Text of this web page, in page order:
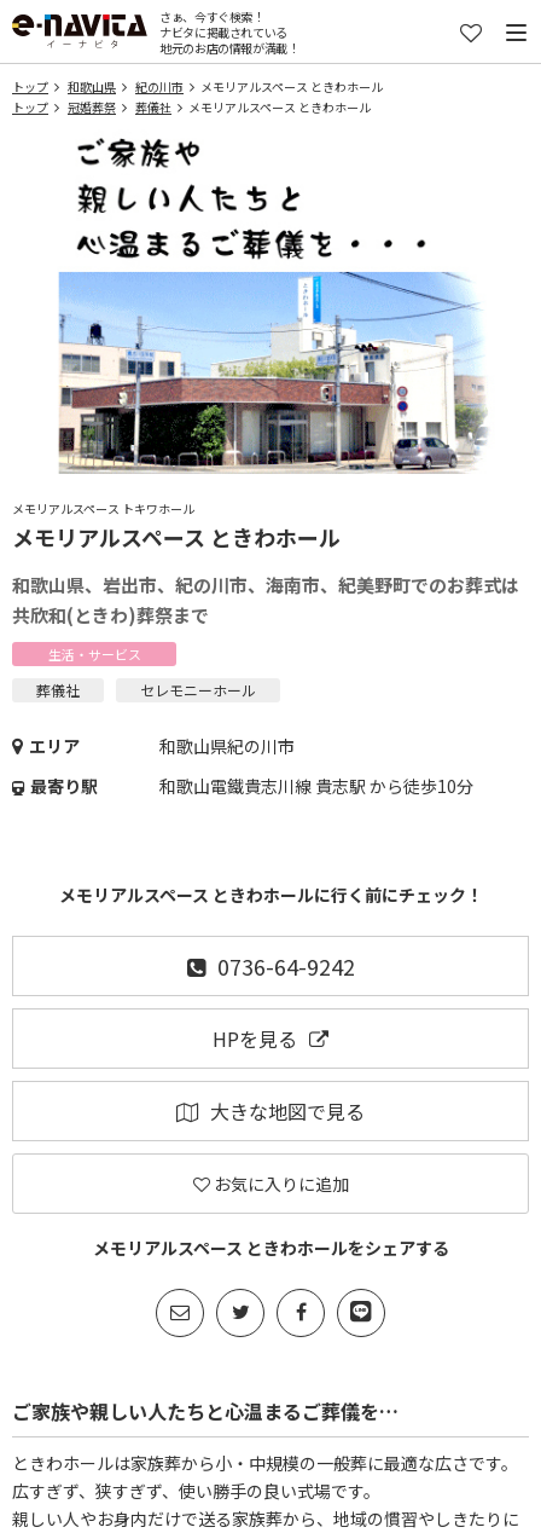
さぁ、今すぐ検索！
ナビタに掲載されている
地元のお店の情報が満載！
トップ 和歌山県 紀の川市
メモリアルスペース ときわホール
トップ
冠婚葬祭 葬儀社 メモリアルスペース ときわホール
メモリアルスペース トキワホール
メモリアルスペース ときわホール
和歌山県、岩出市、紀の川市、海南市、紀美野町でのお葬式は
共欣和(ときわ)葬祭まで
生活・サービス
葬儀社 セレモニーホール
エリア
和歌山県紀の川市
最寄り駅
和歌山電鐵貴志川線 貴志駅 から徒歩10分
メモリアルスペース ときわホールに行く前にチェック！
0736-64-9242
HPを見る
大きな地図で見る
お気に入りに追加
メモリアルスペース ときわホールをシェアする
ご家族や親しい人たちと心温まるご葬儀を…
ときわホールは家族葬から小・中規模の一般葬に最適な広さです。
広すぎず、狭すぎず、使い勝手の良い式場です。
親しい人やお身内だけで送る家族葬から、地域の慣習やしきたりに